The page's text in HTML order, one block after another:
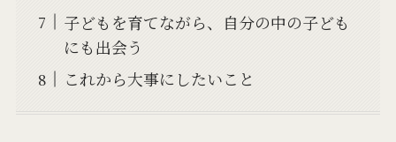
子どもを育てながら、自分の中の子ども
にも出会う
これから大事にしたいこと